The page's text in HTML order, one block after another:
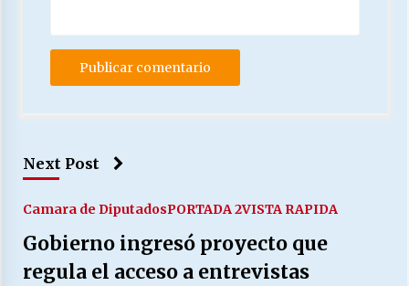
Next Post
Camara de DiputadosPORTADA 2VISTA RAPIDA
Gobierno ingresó proyecto que
regula el acceso a entrevistas